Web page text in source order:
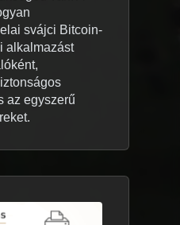
svájci Bitcoin-
alkalmazást
az egyszerű